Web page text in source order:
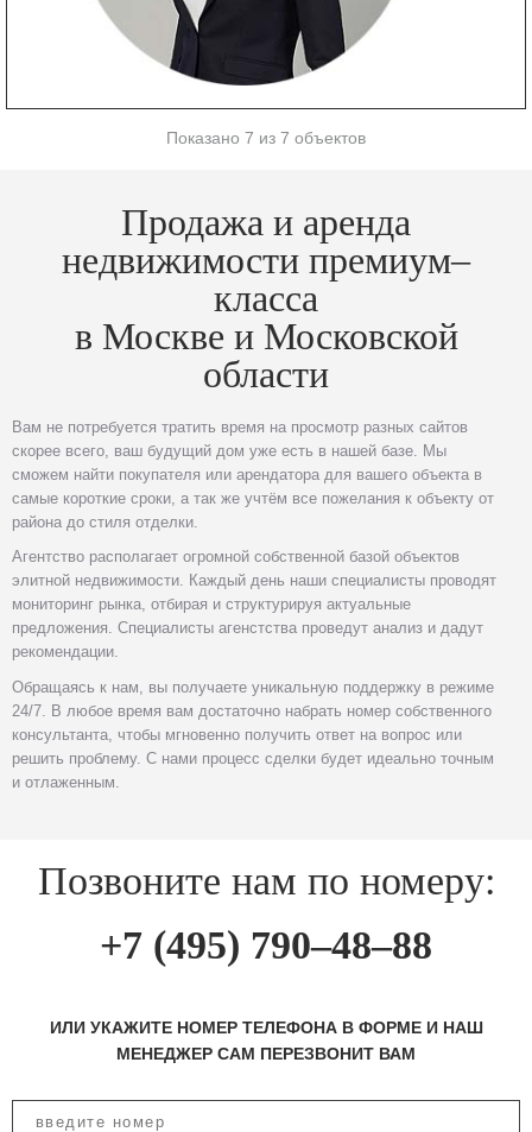
Показано 7 из 7 объектов
Продажа и аренда
недвижимости премиум–
класса
в Москве и Московской
области
Вам не потребуется тратить время на просмотр разных сайтов
скорее всего, ваш будущий дом уже есть в нашей базе. Мы
сможем найти покупателя или арендатора для вашего объекта в
самые короткие сроки, а так же учтём все пожелания к объекту от
района до стиля отделки.
Агентство располагает огромной собственной базой объектов
элитной недвижимости. Каждый день наши специалисты проводят
мониторинг рынка, отбирая и структурируя актуальные
предложения. Специалисты агенстства проведут анализ и дадут
рекомендации.
Обращаясь к нам, вы получаете уникальную поддержку в режиме
24/7. В любое время вам достаточно набрать номер собственного
консультанта, чтобы мгновенно получить ответ на вопрос или
решить проблему. С нами процесс сделки будет идеально точным
и отлаженным.
Позвоните нам по номеру:
+7 (495) 790–48–88
ИЛИ УКАЖИТЕ НОМЕР ТЕЛЕФОНА В ФОРМЕ И НАШ
МЕНЕДЖЕР САМ ПЕРЕЗВОНИТ ВАМ